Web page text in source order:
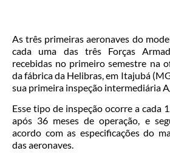
As três primeiras aeronaves do
cada uma das três Forças
recebidas no primeiro semestre na
da fábrica da Helibras, em Itajubá
sua primeira inspeção intermediária
Esse tipo de inspeção ocorre a cada
após 36 meses de operação, e
acordo com as especificações do
das aeronaves.